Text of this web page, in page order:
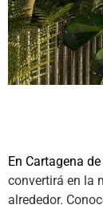
En Cartagena
convertirá en la
alrededor.